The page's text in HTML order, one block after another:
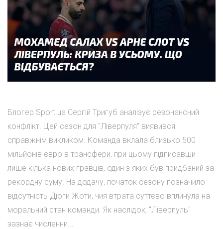
Блогер Sport.ua Сергій Тригуб аналізує резонансний
конфлікт. Цей сезон для "Ліверпуля" виявився
справжнім викликом. Команда вклала близько 500
мільйонів євро в трансфери, при цьому підписавши
лише кілька нових гравців, один з яких був придбаний за
рекордну суму. На додачу, початок сезону позначило
відсутність Діоги Жоти, чия втрата суттєво вплинула на
моральний стан команди. Як наслідок, "Ліверпуль"
зазнає численни...